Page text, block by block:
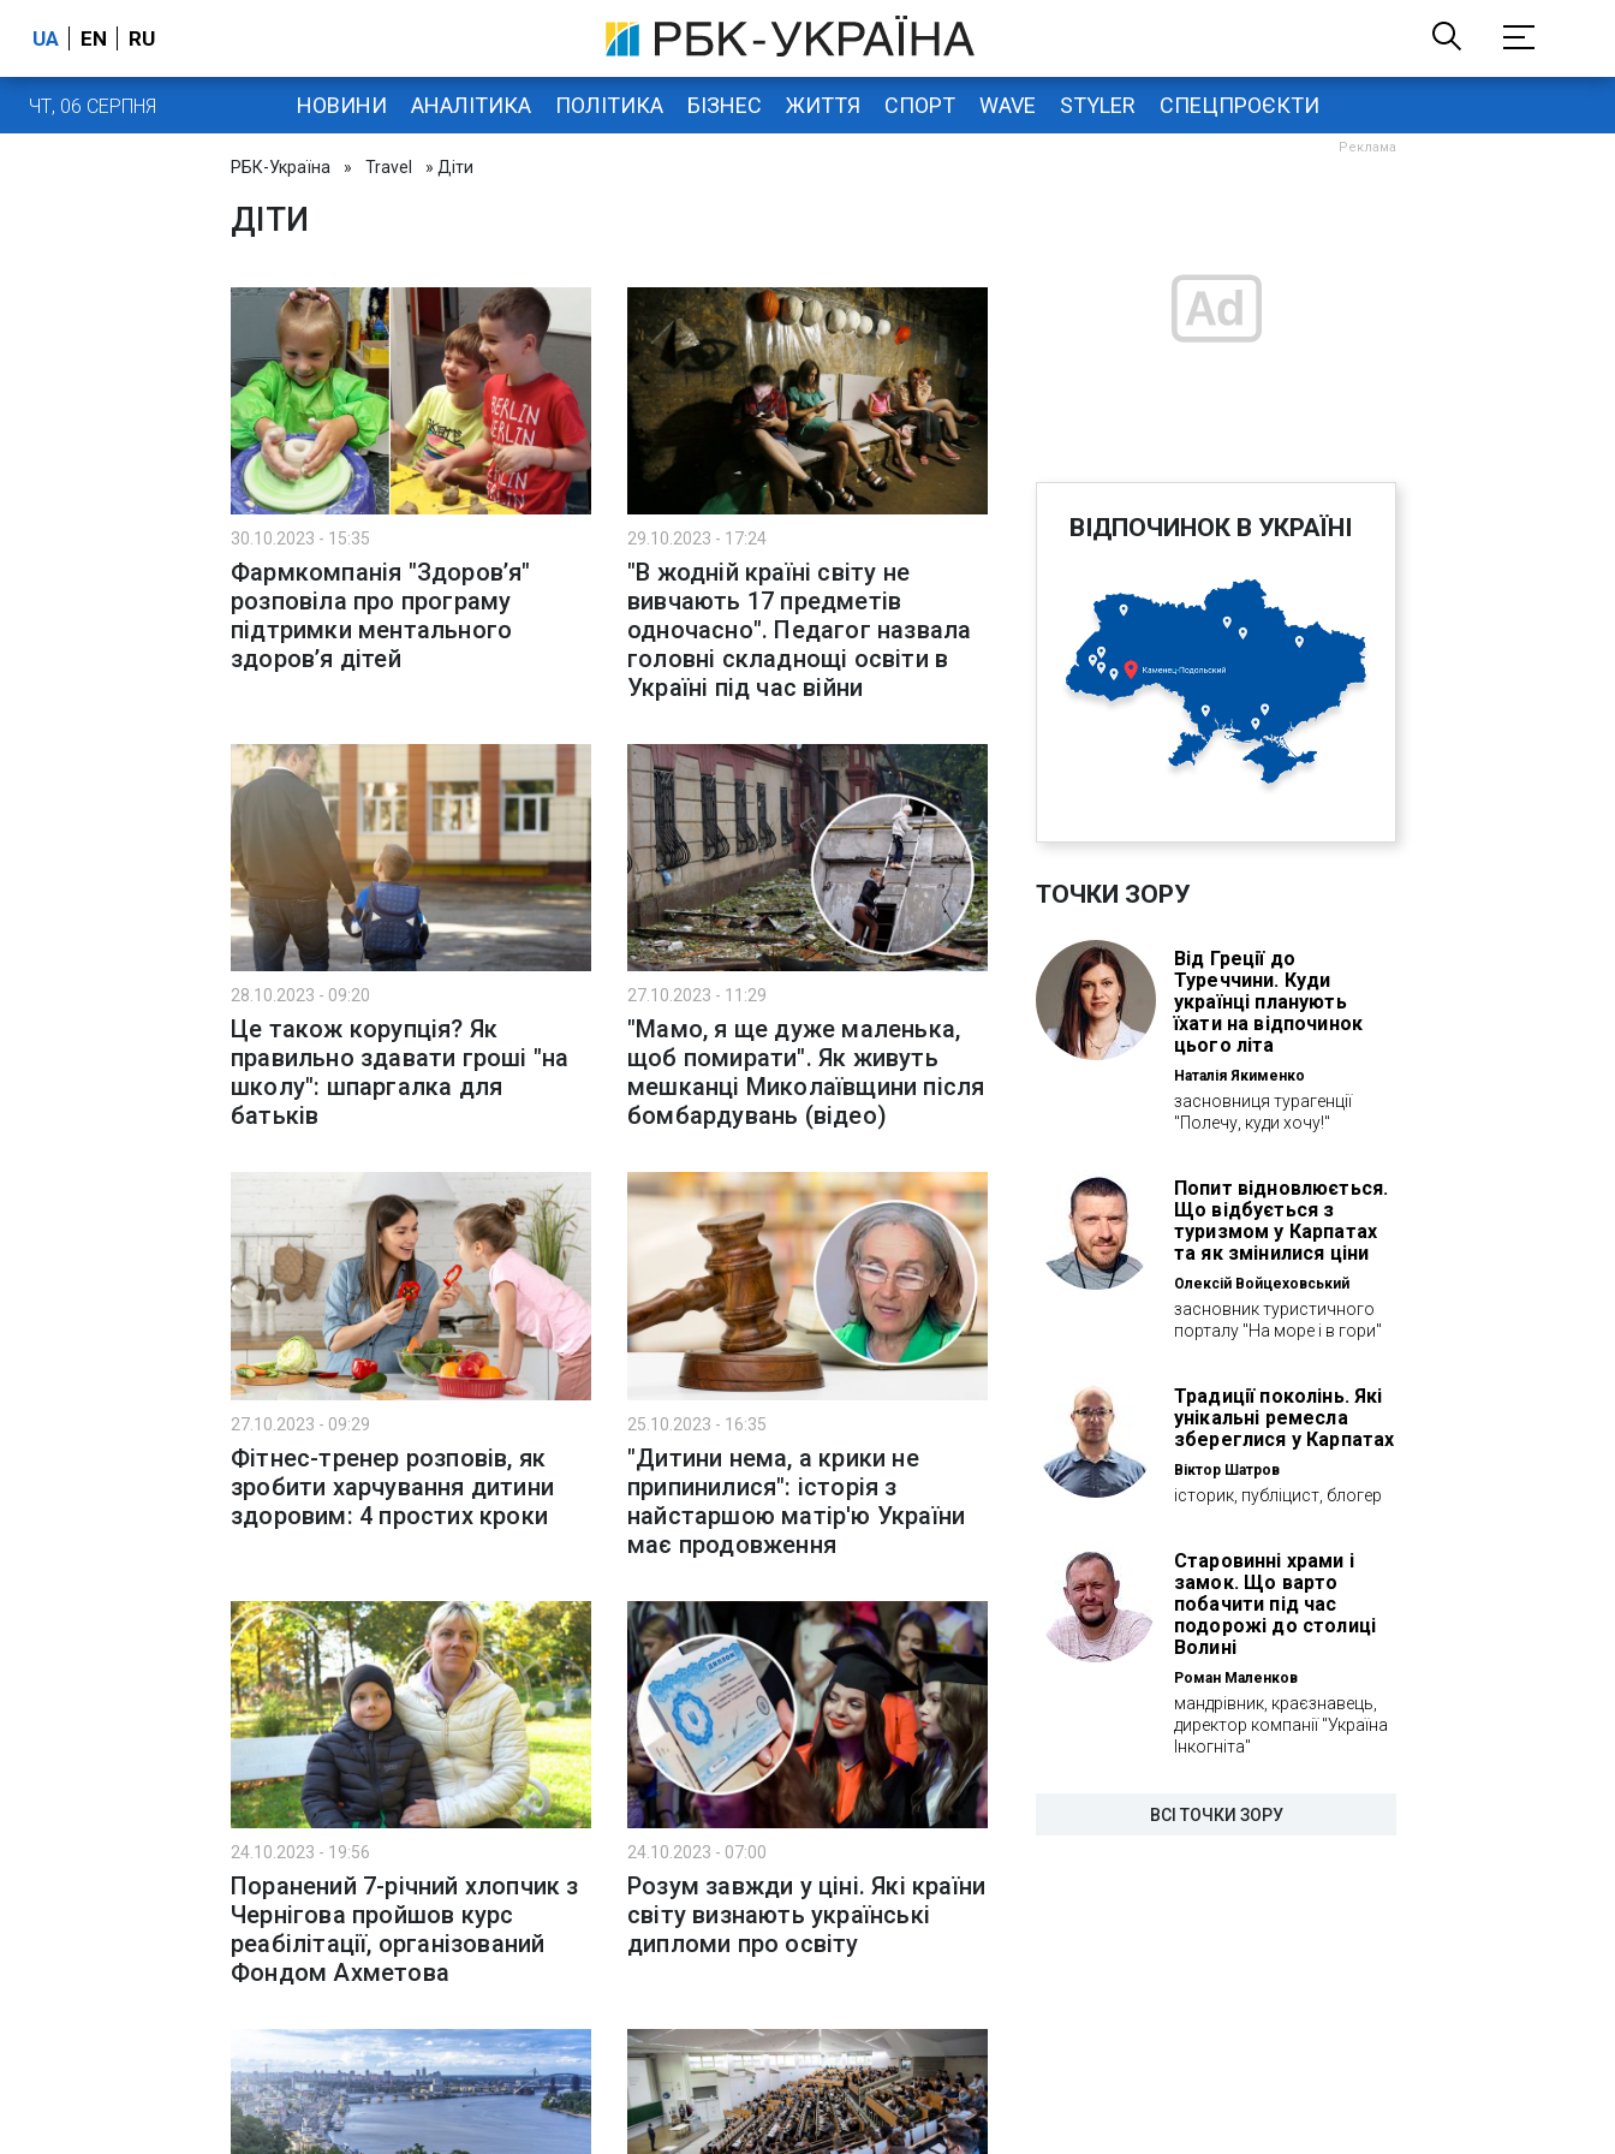
UA EN RU
ЧТ, 06 СЕРПНЯ НОВИНИ АНАЛІТИКА ПОЛІТИКА БІЗНЕС ЖИТТЯ СПОРТ WAVE STYLER СПЕЦПРОЄКТИ
РБК-Україна » Travel » Діти
ДІТИ
30.10.2023 - 15:35
Фармкомпанія "Здоров’я"
розповіла про програму
підтримки ментального
здоров’я дітей
29.10.2023 - 17:24
"В жодній країні світу не
вивчають 17 предметів
одночасно". Педагог назвала
головні складнощі освіти в
Україні під час війни
28.10.2023 - 09:20
Це також корупція? Як
правильно здавати гроші "на
школу": шпаргалка для
батьків
27.10.2023 - 11:29
"Мамо, я ще дуже маленька,
щоб помирати". Як живуть
мешканці Миколаївщини після
бомбардувань (відео)
27.10.2023 - 09:29
Фітнес-тренер розповів, як
зробити харчування дитини
здоровим: 4 простих кроки
25.10.2023 - 16:35
"Дитини нема, а крики не
припинилися": історія з
найстаршою матір'ю України
має продовження
24.10.2023 - 19:56
Поранений 7-річний хлопчик з
Чернігова пройшов курс
реабілітації, організований
Фондом Ахметова
24.10.2023 - 07:00
Розум завжди у ціні. Які країни
світу визнають українські
дипломи про освіту
ВІДПОЧИНОК В УКРАЇНІ
ТОЧКИ ЗОРУ
Від Греції до
Туреччини. Куди
українці планують
їхати на відпочинок
цього літа
Наталія Якименко
засновниця турагенції
"Полечу, куди хочу!"
Попит відновлюється.
Що відбується з
туризмом у Карпатах
та як змінилися ціни
Олексій Войцеховський
засновник туристичного
порталу "На море і в гори"
Традиції поколінь. Які
унікальні ремесла
збереглися у Карпатах
Віктор Шатров
історик, публіцист, блогер
Старовинні храми і
замок. Що варто
побачити під час
подорожі до столиці
Волині
Роман Маленков
мандрівник, краєзнавець,
директор компанії "Україна
Інкогніта"
ВСІ ТОЧКИ ЗОРУ